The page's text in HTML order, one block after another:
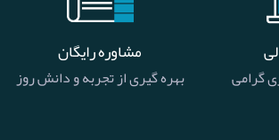
گرامی
مشاوره رایگان
بهره گیری از تجربه و دانش روز